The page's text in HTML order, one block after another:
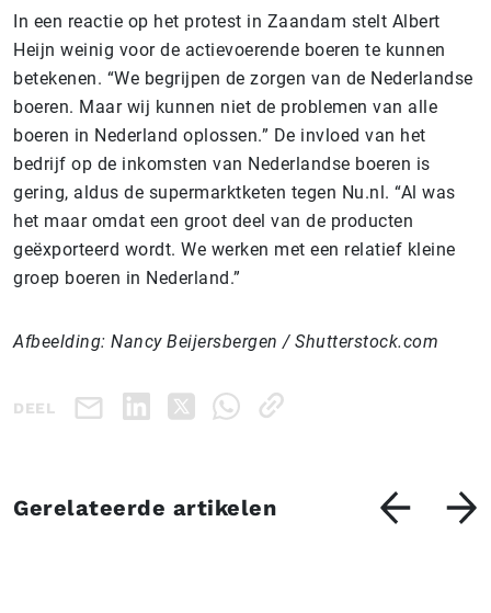
In een reactie op het protest in Zaandam stelt Albert
Heijn weinig voor de actievoerende boeren te kunnen
betekenen. “We begrijpen de zorgen van de Nederlandse
boeren. Maar wij kunnen niet de problemen van alle
boeren in Nederland oplossen.” De invloed van het
bedrijf op de inkomsten van Nederlandse boeren is
gering, aldus de supermarktketen tegen Nu.nl. “Al was
het maar omdat een groot deel van de producten
geëxporteerd wordt. We werken met een relatief kleine
groep boeren in Nederland.”
Afbeelding: Nancy Beijersbergen / Shutterstock.com
DEEL
Gerelateerde artikelen